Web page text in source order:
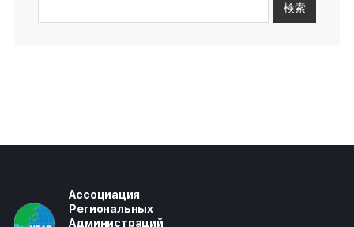
検索
Ассоциация
Региональных
Администраций